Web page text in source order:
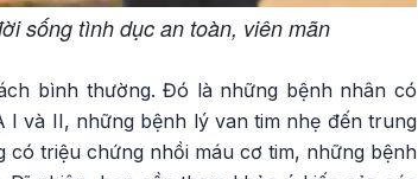
sống tình dục an toàn, viên mãn
bình thường. Đó là những bệnh nhân có
và II, những bệnh lý van tim nhẹ đến trung
triệu chứng nhồi máu cơ tim, những bệnh